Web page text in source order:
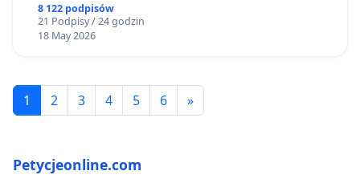
8 122 podpisów
21 Podpisy / 24 godzin
18 May 2026
1 2 3 4 5 6 »
Petycjeonline.com